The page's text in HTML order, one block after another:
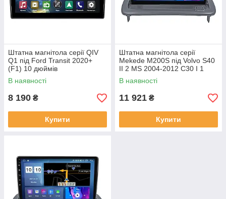
Штатна магнітола серії QIV
Q1 під Ford Transit 2020+
(F1) 10 дюймів
В наявності
8 190 ₴
Купити
Штатна магнітола серії
Mekede M200S під Volvo S40
II 2 MS 2004-2012 C30 I 1
2006-2013 C70 II 2 2005-2013
(W1)
В наявності
11 921 ₴
Купити